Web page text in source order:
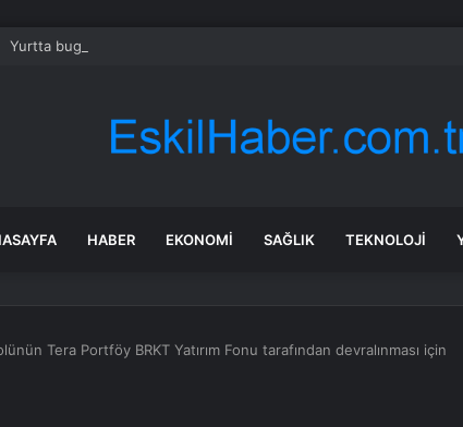
Yurtta bugün hava nasıl olacak?
HABER EKONOMI SAĞLIK TEKNOLOJI
Tera Portföy BRKT Yatırım Fonu tarafından devralınması için